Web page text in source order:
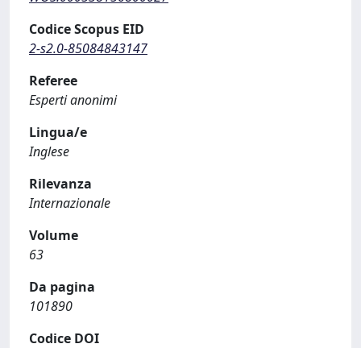
Codice Scopus EID
2-s2.0-85084843147
Referee
Esperti anonimi
Lingua/e
Inglese
Rilevanza
Internazionale
Volume
63
Da pagina
101890
Codice DOI